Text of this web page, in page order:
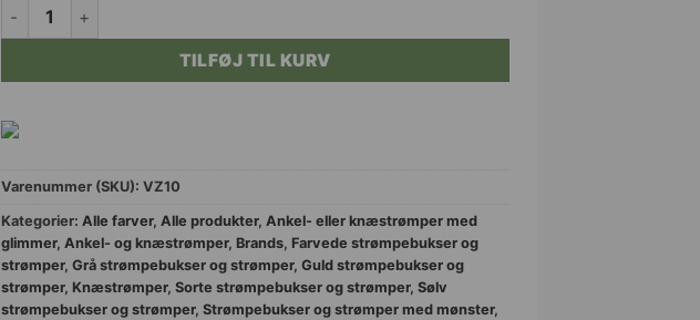
SPIGA knæstrømper sort og mørk grå med stribe i guld eller sølv 20 DEN. antal
TILFØJ TIL KURV
Varenummer (SKU): VZ10
Kategorier: Alle farver, Alle produkter, Ankel- eller knæstrømper med
glimmer, Ankel- og knæstrømper, Brands, Farvede strømpebukser og
strømper, Grå strømpebukser og strømper, Guld strømpebukser og
strømper, Knæstrømper, Sorte strømpebukser og strømper, Sølv
strømpebukser og strømper, Strømpebukser og strømper med mønster,